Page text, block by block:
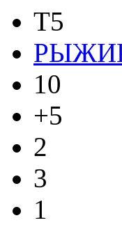
T5
10
+5
2
3
1